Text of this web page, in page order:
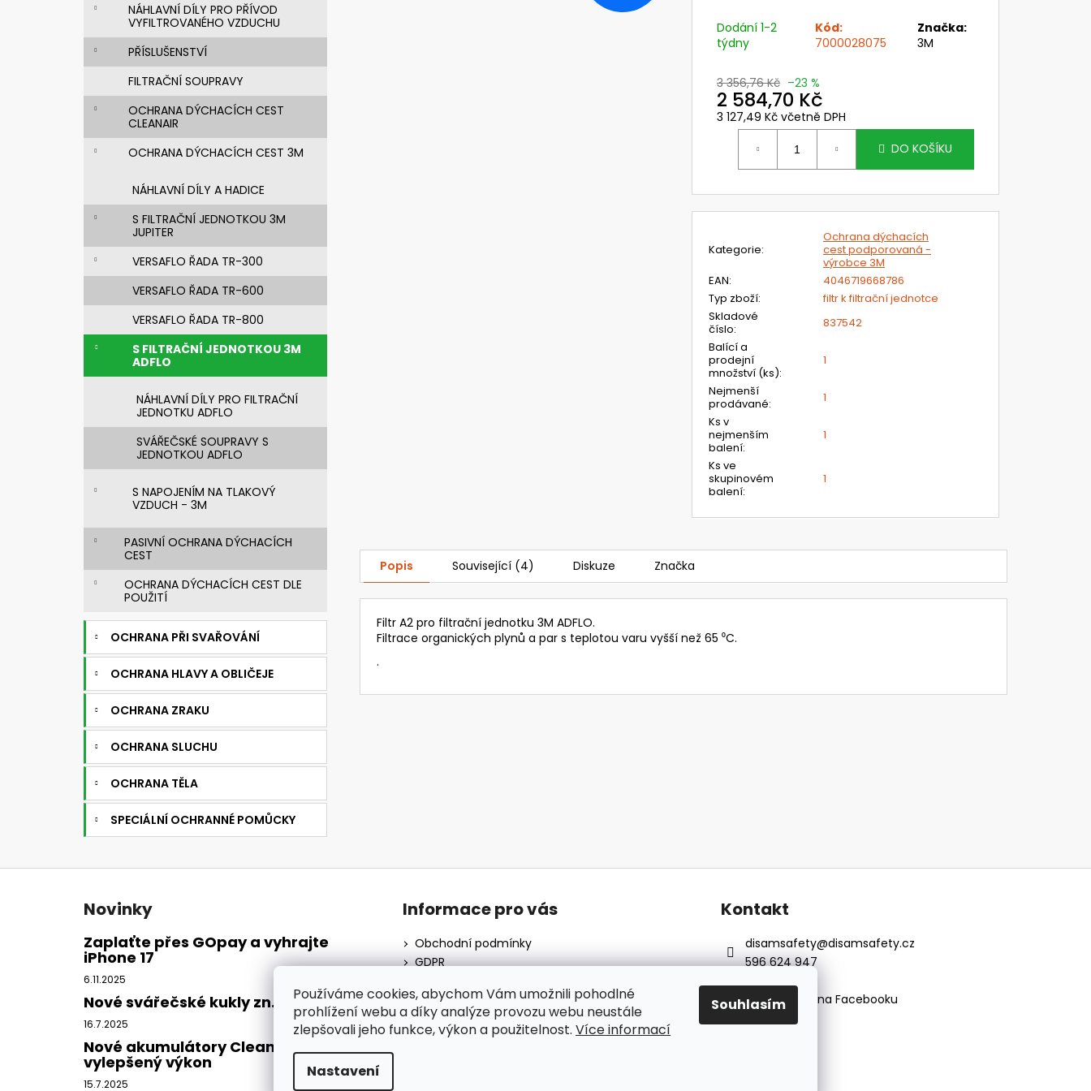
Používáme cookies, abychom Vám umožnili pohodlné
prohlížení webu a díky analýze provozu webu neustále
zlepšovali jeho funkce, výkon a použitelnost. Více informací
Nastavení
Souhlasím
NÁHLAVNÍ DÍLY PRO PŘÍVOD
VYFILTROVANÉHO VZDUCHU
PŘÍSLUŠENSTVÍ
FILTRAČNÍ SOUPRAVY
OCHRANA DÝCHACÍCH CEST
CLEANAIR
OCHRANA DÝCHACÍCH CEST 3M
NÁHLAVNÍ DÍLY A HADICE
S FILTRAČNÍ JEDNOTKOU 3M
JUPITER
VERSAFLO ŘADA TR-300
VERSAFLO ŘADA TR-600
VERSAFLO ŘADA TR-800
S FILTRAČNÍ JEDNOTKOU 3M
ADFLO
NÁHLAVNÍ DÍLY PRO FILTRAČNÍ
JEDNOTKU ADFLO
SVÁŘEČSKÉ SOUPRAVY S
JEDNOTKOU ADFLO
S NAPOJENÍM NA TLAKOVÝ
VZDUCH - 3M
PASIVNÍ OCHRANA DÝCHACÍCH
CEST
OCHRANA DÝCHACÍCH CEST DLE
POUŽITÍ
OCHRANA PŘI SVAŘOVÁNÍ
OCHRANA HLAVY A OBLIČEJE
OCHRANA ZRAKU
OCHRANA SLUCHU
OCHRANA TĚLA
SPECIÁLNÍ OCHRANNÉ POMŮCKY
Dodání 1-2
týdny
Kód:
7000028075
Značka:
3M
3 356,76 Kč –23 %
2 584,70 Kč
3 127,49 Kč včetně DPH
Měrná
DO KOŠÍKU
Kategorie:
Ochrana dýchacích
cest podporovaná -
výrobce 3M
EAN:
4046719668786
Typ zboží:
filtr k filtrační jednotce
Skladové
číslo:
837542
Balící a
prodejní
množství (ks):
1
Nejmenší
prodávané:
1
Ks v
nejmenším
balení:
1
Ks ve
skupinovém
balení:
1
Popis Související (4) Diskuze Značka
Filtr A2 pro filtrační jednotku 3M ADFLO.
Filtrace organických plynů a par s teplotou varu vyšší než 65 ⁰C.
.
631830 SVÁŘEČSKÁ KUKLA 3M
SPEEDGLAS G5-03 PRO S FILTREM G5-
01/03VC
14 269,76 Kč
Původně:20 385,37 Kč
729101 VÁLCOVÝ PC ZORNÍK NÁHL. DÍLŮ
OMNIRA A UNIMASK SYSTÉMU CLEANAIR
593 Kč
Z
Novinky
Zaplaťte přes GOpay a vyhrajte
iPhone 17
6.11.2025
Nové svářečské kukly zn. CleanAIR
16.7.2025
Nové akumulátory CleanAIR -
vylepšený výkon
15.7.2025
Informace pro vás
Obchodní podmínky
GDPR
Moje objednávka
Blog
Kontakt
disamsafety@disamsafety.cz
596 624 947
Sledujte nás na Facebooku